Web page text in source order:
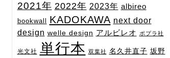
2021年 2022年 2023年 albireo
bookwall KADOKAWA next door
design welle design アルビレオ ポプラ社
光文社 単行本 双葉社 名久井直子 坂野